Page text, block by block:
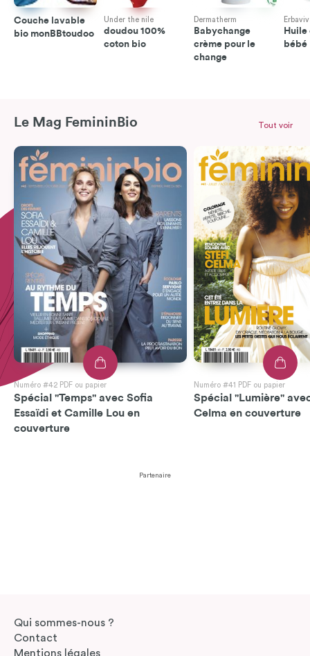
Couche lavable
bio monBBtoudoo
Under the nile
doudou 100%
coton bio
Dermatherm
Babychange
crème pour le
change
bébé
Le Mag FemininBio
Numéro #42 PDF ou papier
Spécial "Temps" avec Sofia
Essaïdi et Camille Lou en
couverture
Numéro #41 PDF ou papier
Spécial "Lumière"
Celma en couverture
Tout voir
Partenaire
Qui sommes-nous ?
Contact
Mentions légales